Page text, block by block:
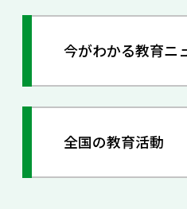
今がわかる教育ニ
全国の教育活動